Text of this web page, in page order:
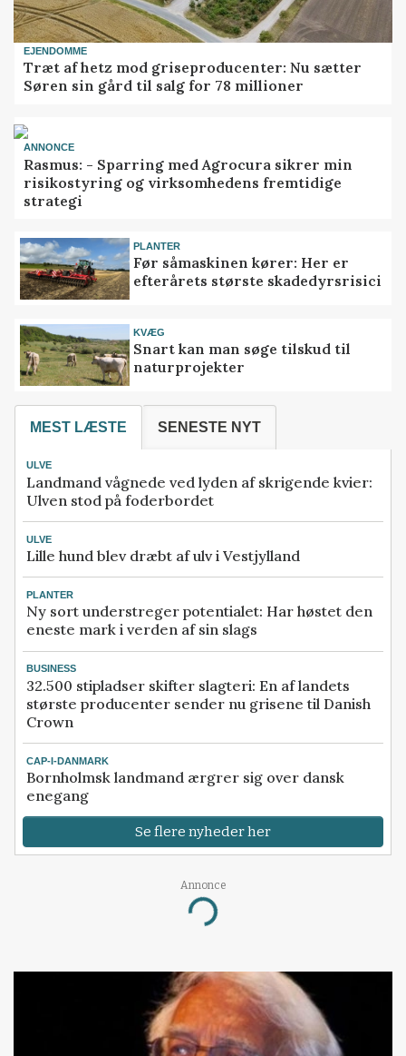
EJENDOMME
Træt af hetz mod griseproducenter: Nu sætter
Søren sin gård til salg for 78 millioner
ANNONCE
Rasmus: - Sparring med Agrocura sikrer min
risikostyring og virksomhedens fremtidige
strategi
PLANTER
Før såmaskinen kører: Her er
efterårets største skadedyrsrisici
KVÆG
Snart kan man søge tilskud til
naturprojekter
MEST LÆSTE SENESTE NYT
ULVE
Landmand vågnede ved lyden af skrigende kvier:
Ulven stod på foderbordet
ULVE
Lille hund blev dræbt af ulv i Vestjylland
PLANTER
Ny sort understreger potentialet: Har høstet den
eneste mark i verden af sin slags
BUSINESS
32.500 stipladser skifter slagteri: En af landets
største producenter sender nu grisene til Danish
Crown
CAP-I-DANMARK
Bornholmsk landmand ærgrer sig over dansk
enegang
Se flere nyheder her
Annonce
Loading...